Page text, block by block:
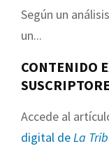
Según un
un...
CONTENIDO
Accede al
digital deLa